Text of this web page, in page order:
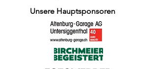
Unsere Hauptsponsoren